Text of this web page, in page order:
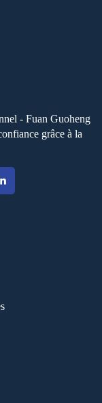
- Fuan Guoheng
grâce à la